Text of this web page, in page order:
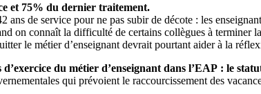
et 75% du dernier traitement.
ans de service pour ne pas subir de décote : les
on connaît la difficulté de certains collègues à terminer
le métier d’enseignant devrait pourtant aider à la
du métier d’enseignant dans l’EAP : le
qui prévoient le raccourcissement des